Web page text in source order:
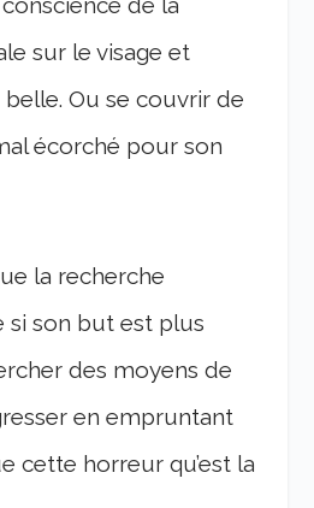
sur le visage et
Ou se couvrir de
écorché pour son
la recherche
si son but est plus
des moyens de
en empruntant
cette horreur qu’est la